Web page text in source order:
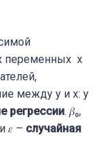
переменных x
между y и x: y
регрессии. 𝛽₀,
𝜀 – случайная